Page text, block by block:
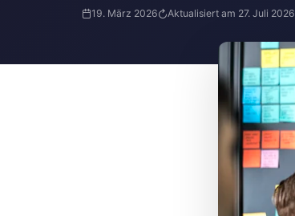
19. März 2026 Aktualisiert am 27. Juli 2026